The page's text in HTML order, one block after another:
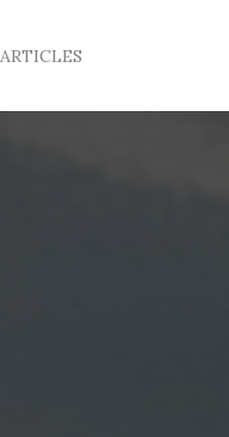
ARTICLES